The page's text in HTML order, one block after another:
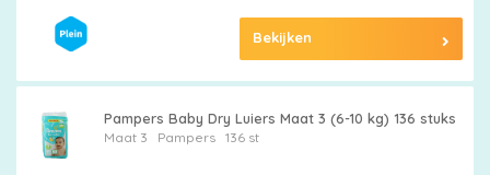
Bekijken
Pampers Baby Dry Luiers Maat 3 (6-10 kg) 136 stuks
Maat 3 Pampers 136 st